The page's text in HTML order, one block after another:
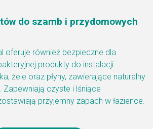
do szamb i przydomowych
oferuje również bezpieczne dla
produkty do instalacji
żele oraz płyny, zawierające naturalny
Zapewniają czyste i lśniące
przyjemny zapach w łazience.